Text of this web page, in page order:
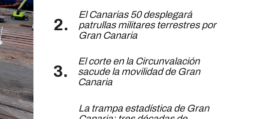
El Canarias 50 desplegará
patrullas militares terrestres por
Gran Canaria
El corte en la Circunvalación
sacude la movilidad de Gran
Canaria
La trampa estadística de Gran